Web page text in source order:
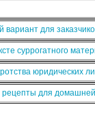
вариант для
суррогатного
юридических
рецепты для